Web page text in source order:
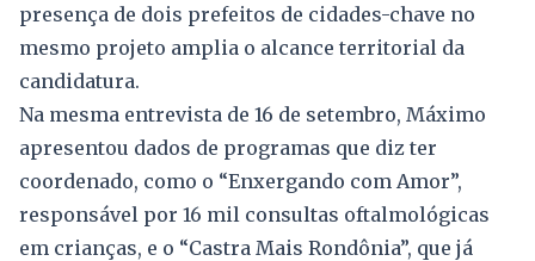
presença de dois prefeitos de cidades-chave no
mesmo projeto amplia o alcance territorial da
candidatura.
Na mesma entrevista de 16 de setembro, Máximo
apresentou dados de programas que diz ter
coordenado, como o “Enxergando com Amor”,
responsável por 16 mil consultas oftalmológicas
em crianças, e o “Castra Mais Rondônia”, que já